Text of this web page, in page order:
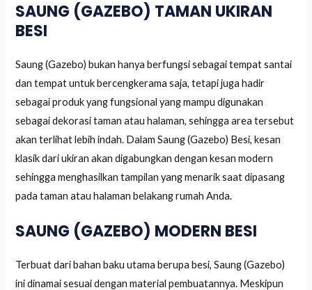
SAUNG (GAZEBO) TAMAN UKIRAN
BESI
Saung (Gazebo) bukan hanya berfungsi sebagai tempat santai
dan tempat untuk bercengkerama saja, tetapi juga hadir
sebagai produk yang fungsional yang mampu digunakan
sebagai dekorasi taman atau halaman, sehingga area tersebut
akan terlihat lebih indah. Dalam Saung (Gazebo) Besi, kesan
klasik dari ukiran akan digabungkan dengan kesan modern
sehingga menghasilkan tampilan yang menarik saat dipasang
pada taman atau halaman belakang rumah Anda.
SAUNG (GAZEBO) MODERN BESI
Terbuat dari bahan baku utama berupa besi, Saung (Gazebo)
ini dinamai sesuai dengan material pembuatannya. Meskipun